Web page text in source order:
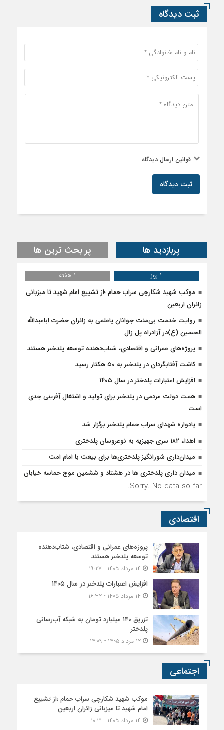
ثبت دیدگاه
قوانین ارسال دیدگاه
ثبت دیدگاه
پربازدید ها پر بحث ترین ها
1 روز
1 هفته
موکب شهید شکارچی سراب حمام ؛از تشییع امام شهید تا میزبانی
زائران اربعین
روایت خدمت بی‌منت جوانان پاعلمی به زائران حضرت اباعبدالله
الحسین (ع)در آزادراه پل زال
پروژه‌های عمرانی و اقتصادی، شتاب‌دهنده توسعه پلدختر هستند
کاشت آفتابگردان در پلدختر به ۵۰ هکتار رسید
افزایش اعتبارات پلدختر در سال ۱۴۰۵
همت دولت مردمی در پلدختر برای تولید و اشتغال آفرینی جدی
است
یادواره شهدای سراب حمام پلدختر برگزار شد
اهداء ۱۸۲ سری جهیزیه به نوعروسان پلدختری
میدان‌داری شورانگیز پلدختری‌ها برای بیعت با امام امت
میدان داری پلدختری ها در هشتاد و ششمین موج حماسه خیابان
Sorry. No data so far.
اقتصادی
پروژه‌های عمرانی و اقتصادی، شتاب‌دهنده
توسعه پلدختر هستند
افزایش اعتبارات پلدختر در سال ۱۴۰۵
تزریق ۱۴۰ میلیارد تومان به شبکه آب‌رسانی
پلدختر
۱۲ مرداد ۱۴۰۵ - ۱۴:۰۹
اجتماعی
موکب شهید شکارچی سراب حمام ؛از تشییع
امام شهید تا میزبانی زائران اربعین